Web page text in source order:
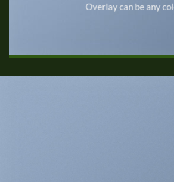
Overlay can be any